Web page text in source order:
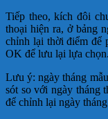
Tiếp theo, kích đôi
thoại hiện ra, ở bảng
chỉnh lại thời điểm để
OK để lưu lại lựa chọn.
Lưu ý: ngày tháng
sót so với ngày tháng
để chỉnh lại ngày